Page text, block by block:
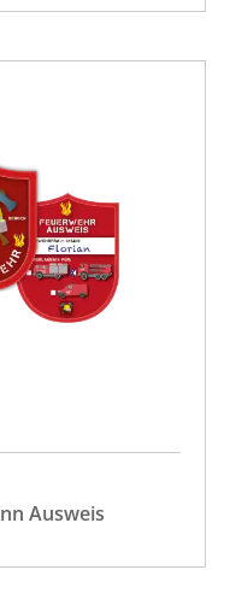
Ausweis